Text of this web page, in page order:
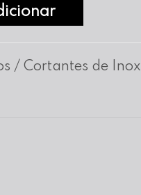
/ Cortantes de Inox